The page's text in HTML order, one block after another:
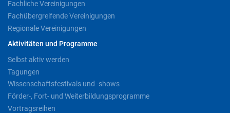
Fachliche Vereinigungen
Fachübergreifende Vereinigungen
Regionale Vereinigungen
Aktivitäten und Programme
Selbst aktiv werden
Tagungen
Wissenschaftsfestivals und -shows
Förder-, Fort- und Weiterbildungsprogramme
Vortragsreihen